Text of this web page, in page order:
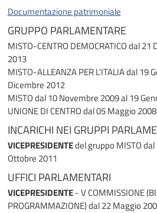
Documentazione patrimoniale
GRUPPO PARLAMENTARE
MISTO-CENTRO DEMOCRATICOdal 21
2013
MISTO-ALLEANZA PER L'ITALIAdal 19
Dicembre 2012
MISTOdal 10 Novembre 2009 al 19
UNIONE DI CENTROdal 05 Maggio
INCARICHI NEI GRUPPI
VICEPRESIDENTEdel gruppo MISTOdal
Ottobre 2011
UFFICI PARLAMENTARI
VICEPRESIDENTE- V COMMISSIONE
PROGRAMMAZIONE)dal 22 Maggio